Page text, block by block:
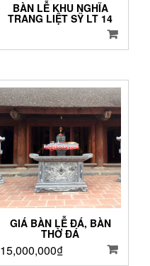
BÀN LỄ KHU NGHĨA
TRANG LIỆT SỸ LT 14
GIÁ BÀN LỄ ĐÁ, BÀN
THỜ ĐÁ
15,000,000₫